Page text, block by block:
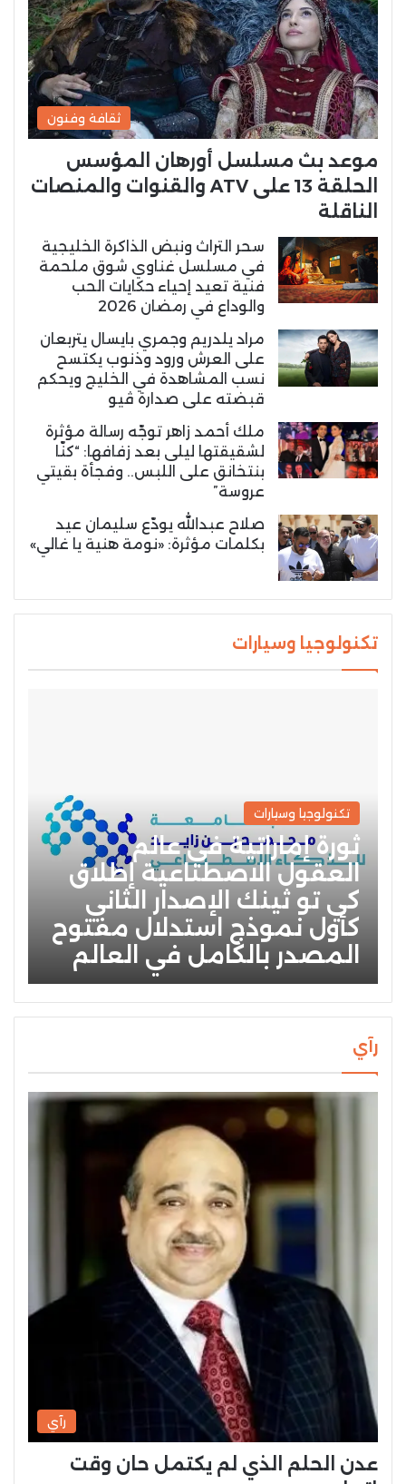
ثقافة وفنون
موعد بث مسلسل أورهان المؤسس
الحلقة 13 على ATV والقنوات والمنصات
الناقلة
سحر التراث ونبض الذاكرة الخليجية
في مسلسل غناوي شوق ملحمة
فنية تعيد إحياء حكايات الحب
والوداع في رمضان 2026
مراد يلدريم وجمري بايسال يتربعان
على العرش ورود وذنوب يكتسح
نسب المشاهدة في الخليج ويحكم
قبضته على صدارة ڤيو
ملك أحمد زاهر توجّه رسالة مؤثرة
لشقيقتها ليلى بعد زفافها: “كنّا
بنتخانق على اللبس.. وفجأة بقيتي
عروسة”
صلاح عبدالله يودّع سليمان عيد
بكلمات مؤثرة: «نومة هنية يا غالي»
تكنولوجيا وسيارات
تكنولوجيا وسيارات
ثورة إماراتية في عالم
العقول الاصطناعية إطلاق
كي تو ثينك الإصدار الثاني
كأول نموذج استدلال مفتوح
المصدر بالكامل في العالم
رآي
رآي
عدن الحلم الذي لم يكتمل حان وقت